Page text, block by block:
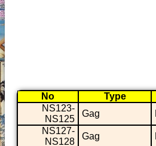
No Type
NS123-
NS125
Gag
NS127-
NS128
Gag